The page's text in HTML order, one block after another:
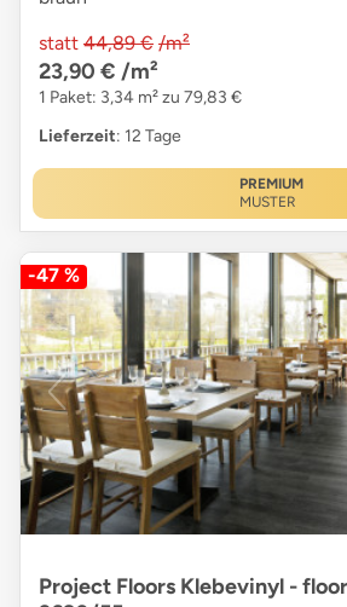
statt 44,89 € /m²
23,90 € /m²
1 Paket: 3,34 m² zu 79,83 €
Lieferzeit: 12 Tage
PREMIUM
MUSTER
-47 %
Project Floors Klebevinyl -